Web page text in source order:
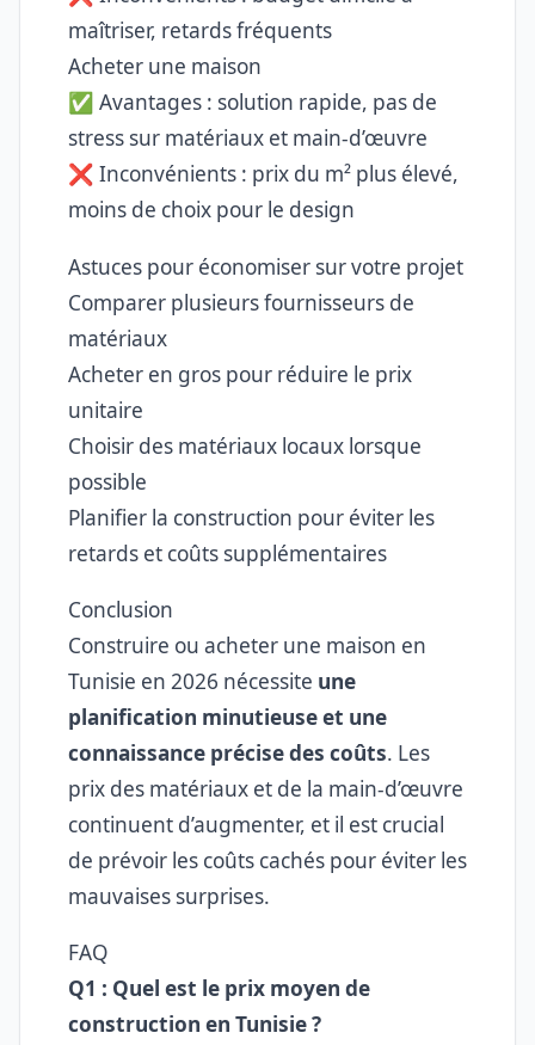
maîtriser, retards fréquents
Acheter une maison
✅ Avantages : solution rapide, pas de
stress sur matériaux et main-d’œuvre
❌ Inconvénients : prix du m² plus élevé,
moins de choix pour le design
Astuces pour économiser sur votre projet
Comparer plusieurs fournisseurs de
matériaux
Acheter en gros pour réduire le prix
unitaire
Choisir des matériaux locaux lorsque
possible
Planifier la construction pour éviter les
retards et coûts supplémentaires
Conclusion
Construire ou acheter une maison en
Tunisie en 2026 nécessite une
planification minutieuse et une
connaissance précise des coûts. Les
prix des matériaux et de la main-d’œuvre
continuent d’augmenter, et il est crucial
de prévoir les coûts cachés pour éviter les
mauvaises surprises.
FAQ
Q1 : Quel est le prix moyen de
construction en Tunisie ?